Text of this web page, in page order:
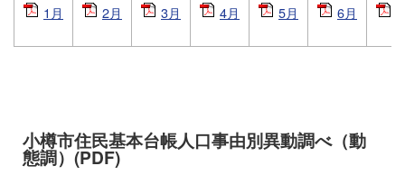
1月 2月 3月 4月 5月 6月
小樽市住民基本台帳人口事由別異動調べ（動
態調）(PDF)